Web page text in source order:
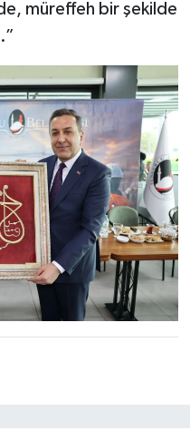
müreffeh bir şekilde